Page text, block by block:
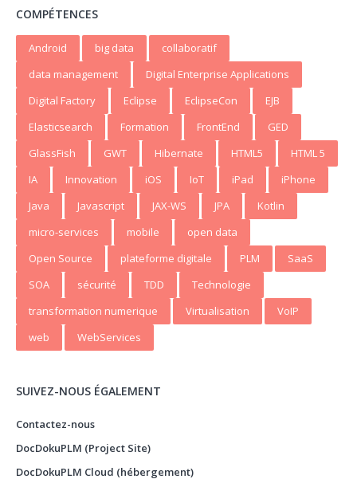
COMPÉTENCES
Android big data
collaboratif
data management
Digital Enterprise Applications
Digital Factory
Eclipse EclipseCon
EJB
Elasticsearch
Formation FrontEnd
GED
GlassFish
GWT Hibernate HTML5
HTML 5
IA
Innovation iOS IoT iPad
iPhone
Java
Javascript JAX-WS JPA
Kotlin
micro-services
mobile
open data
Open Source
plateforme digitale PLM
SaaS
SOA
sécurité TDD
Technologie
transformation numerique
Virtualisation
VoIP
web
WebServices
SUIVEZ-NOUS ÉGALEMENT
Contactez-nous
DocDokuPLM (Project Site)
DocDokuPLM Cloud (hébergement)